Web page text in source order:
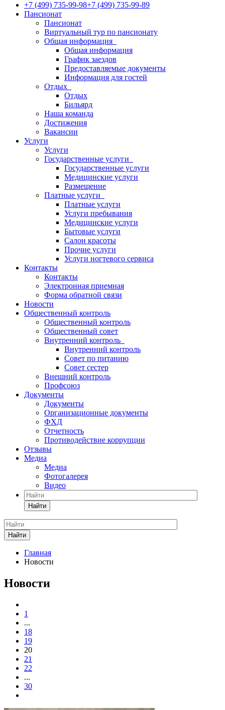
+7 (499) 735-99-98+7 (499) 735-99-89
Пансионат
Пансионат
Виртуальный тур по пансионату
Общая информация
Общая информация
График заездов
Предоставляемые документы
Информация для гостей
Отдых
Отдых
Бильярд
Наша команда
Достижения
Вакансии
Услуги
Услуги
Государственные услуги
Государственные услуги
Медицинские услуги
Размещение
Платные услуги
Платные услуги
Услуги пребывания
Медицинские услуги
Бытовые услуги
Салон красоты
Прочие услуги
Услуги ногтевого сервиса
Контакты
Контакты
Электронная приемная
Форма обратной связи
Новости
Общественный контроль
Общественный контроль
Общественный совет
Внутренний контроль
Внутренний контроль
Совет по питанию
Совет сестер
Внешний контроль
Профсоюз
Документы
Документы
Организационные документы
ФХД
Отчетность
Противодействие коррупции
Отзывы
Медиа
Медиа
Фотогалерея
Видео
Найти
Найти
Главная
Новости
Новости
1
...
18
19
20
21
22
...
30